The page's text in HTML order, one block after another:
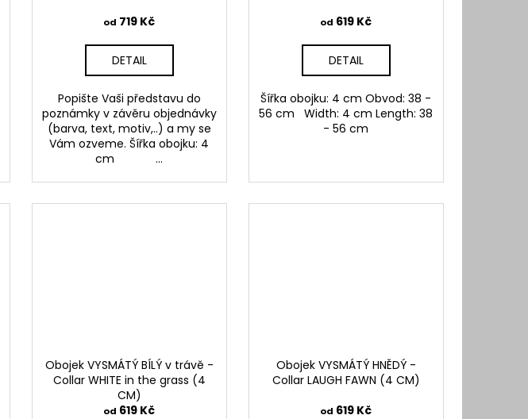
od 719 Kč
DETAIL
Popište Vaši představu do
poznámky v závěru objednávky
(barva, text, motiv,..) a my se
Vám ozveme. Šířka obojku: 4
cm ...
od 619 Kč
DETAIL
Šířka obojku: 4 cm Obvod: 38 -
56 cm Width: 4 cm Length: 38
- 56 cm
Obojek VYSMÁTÝ BÍLÝ v trávě -
Collar WHITE in the grass (4
CM)
od 619 Kč
Obojek VYSMÁTÝ HNĚDÝ -
Collar LAUGH FAWN (4 CM)
od 619 Kč